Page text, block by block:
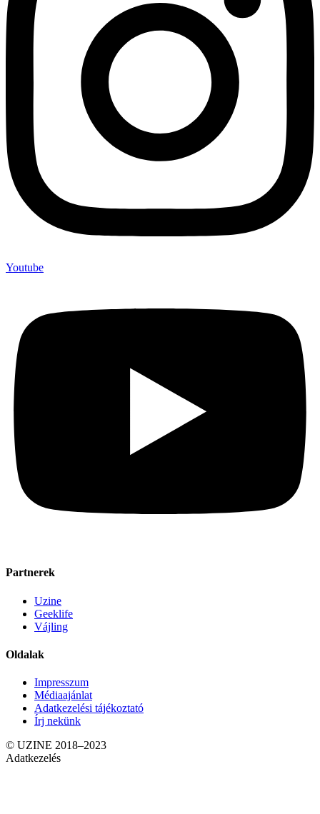
Youtube
Partnerek
Uzine
Geeklife
Vájling
Oldalak
Impresszum
Médiaajánlat
Adatkezelési tájékoztató
Írj nekünk
© UZINE 2018–2023
Adatkezelés